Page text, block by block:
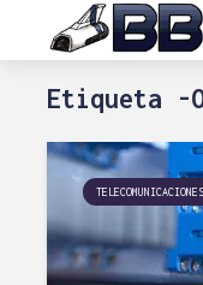
Etiqueta -
TELECOMUNICACIONES